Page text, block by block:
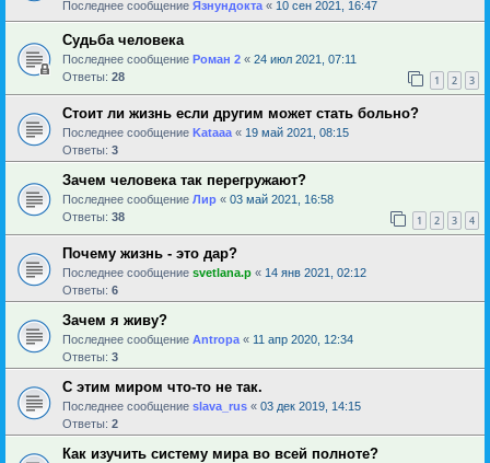
Последнее сообщение Язнундокта « 10 сен 2021, 16:47
Cудьба человека
Последнее сообщение Роман 2 « 24 июл 2021, 07:11
Ответы: 28 1 2 3
Стоит ли жизнь если другим может стать больно?
Последнее сообщение Kataaa « 19 май 2021, 08:15
Ответы: 3
Зачем человека так перегружают?
Последнее сообщение Лир « 03 май 2021, 16:58
Ответы: 38 1 2 3 4
Почему жизнь - это дар?
Последнее сообщение svetlana.p « 14 янв 2021, 02:12
Ответы: 6
Зачем я живу?
Последнее сообщение Antropa « 11 апр 2020, 12:34
Ответы: 3
С этим миром что-то не так.
Последнее сообщение slava_rus « 03 дек 2019, 14:15
Ответы: 2
Как изучить систему мира во всей полноте?